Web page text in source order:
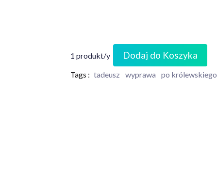
1 produkt/y Dodaj do Koszyka
Tags : tadeusz wyprawa po królewskiego